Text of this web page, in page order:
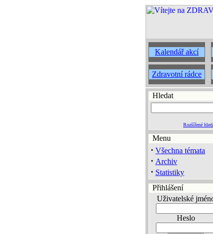
Kalendář akcí
Zdravotní rádce
Hledat
Rozšířené
Menu
· Všechna témata
· Archiv
· Statistiky
Přihlášení
Uživatelské
Heslo